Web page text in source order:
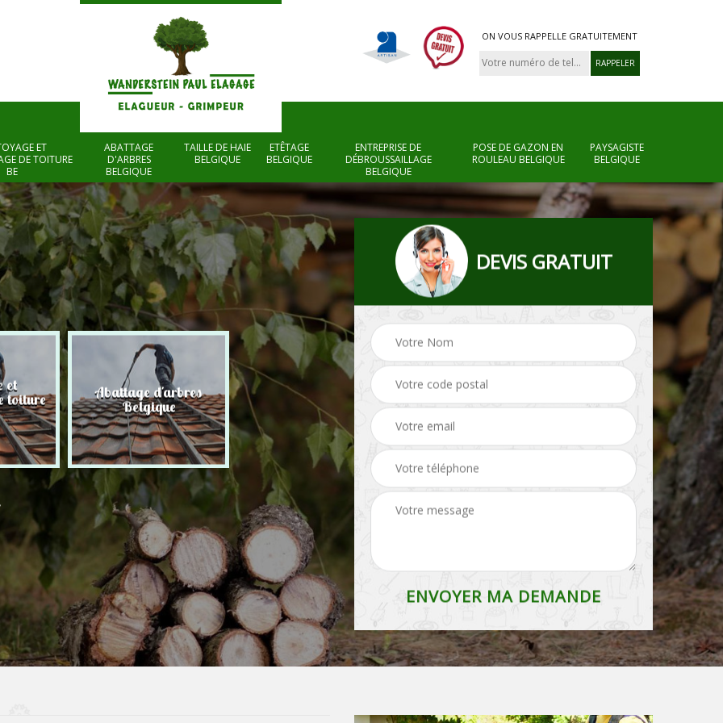
ON VOUS RAPPELLE GRATUITEMENT
ET
DE TOITURE
BE
ABATTAGE
D'ARBRES
BELGIQUE
TAILLE DE HAIE
BELGIQUE
ETÊTAGE
BELGIQUE
ENTREPRISE DE
DÉBROUSSAILLAGE
BELGIQUE
POSE DE GAZON EN
ROULEAU BELGIQUE
PAYSAGISTE
BELGIQUE
et
toiture Abattage d'arbres
Belgique
Taille de haie
Belgique Etêtage Belgique
Entreprise de
débroussaillage
Belgique
DEVIS GRATUIT